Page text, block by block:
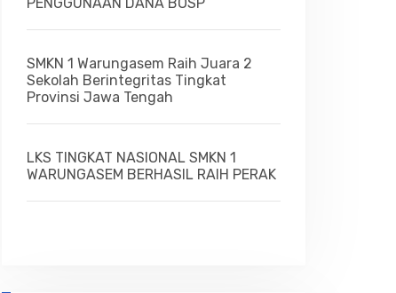
SMKN 1 Warungasem Raih Juara 2
Sekolah Berintegritas Tingkat
Provinsi Jawa Tengah
LKS TINGKAT NASIONAL SMKN 1
WARUNGASEM BERHASIL RAIH PERAK